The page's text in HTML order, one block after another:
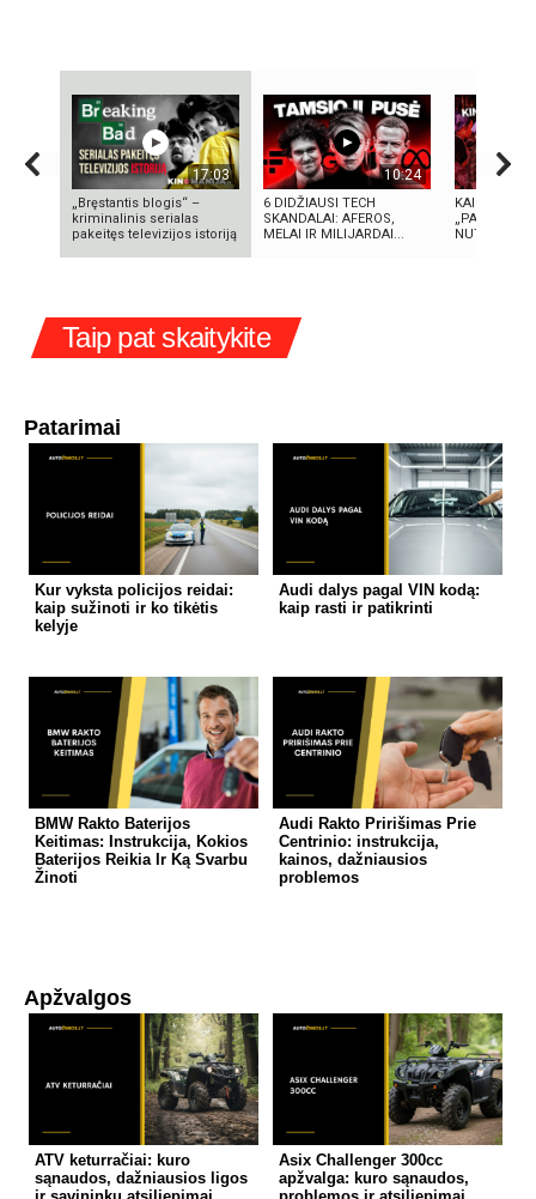
17:03
„Bręstantis blogis“ –
kriminalinis serialas
pakeitęs televizijos istoriją
10:24
6 DIDŽIAUSI TECH
SKANDALAI: AFEROS,
MELAI IR MILIJARDAI...
KAIP KINIJA
„PASAULIO
NUTYLĖTA
Taip pat skaitykite
Patarimai
Kur vyksta policijos reidai:
kaip sužinoti ir ko tikėtis
kelyje
Audi dalys pagal VIN kodą:
kaip rasti ir patikrinti
BMW Rakto Baterijos
Keitimas: Instrukcija, Kokios
Baterijos Reikia Ir Ką Svarbu
Žinoti
Audi Rakto Pririšimas Prie
Centrinio: instrukcija,
kainos, dažniausios
problemos
Apžvalgos
ATV keturračiai: kuro
sąnaudos, dažniausios ligos
Asix Challenger 300cc
apžvalga: kuro sąnaudos,